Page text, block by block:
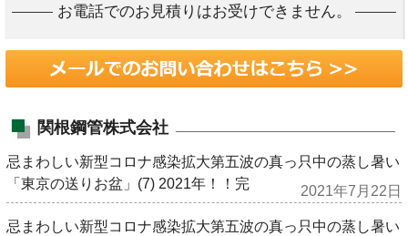
お電話でのお見積りはお受けできません。
関根鋼管株式会社
忌まわしい新型コロナ感染拡大第五波の真っ只中の蒸し暑い
「東京の送りお盆」(7) 2021年！！完
2021年7月22日
忌まわしい新型コロナ感染拡大第五波の真っ只中の蒸し暑い